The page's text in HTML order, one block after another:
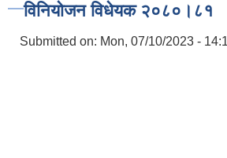
विनियोजन विधेयक २०८०।८१
Submitted on: Mon, 07/10/2023 -